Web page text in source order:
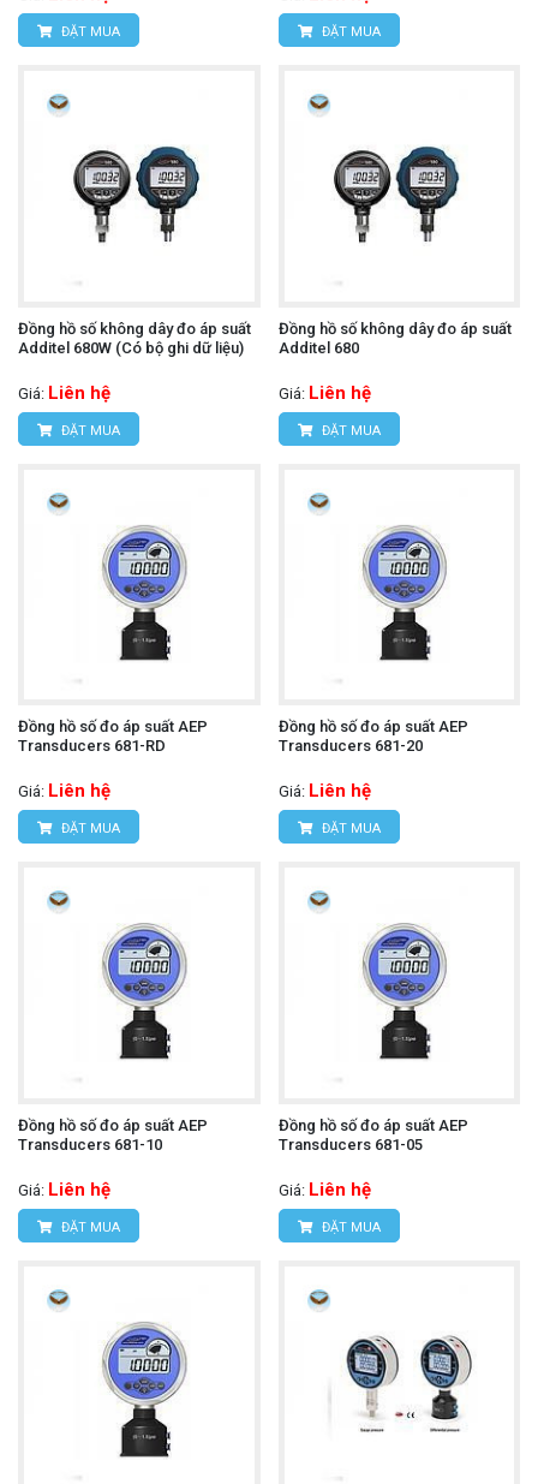
ĐẶT MUA ĐẶT MUA
Đồng hồ số không dây đo áp suất
Additel 680W (Có bộ ghi dữ liệu)
Giá: Liên hệ
ĐẶT MUA
Đồng hồ số không dây đo áp suất
Additel 680
Giá: Liên hệ
ĐẶT MUA
Đồng hồ số đo áp suất AEP
Transducers 681-RD
Giá: Liên hệ
ĐẶT MUA
Đồng hồ số đo áp suất AEP
Transducers 681-20
Giá: Liên hệ
ĐẶT MUA
Đồng hồ số đo áp suất AEP
Transducers 681-10
Giá: Liên hệ
ĐẶT MUA
Đồng hồ số đo áp suất AEP
Transducers 681-05
Giá: Liên hệ
ĐẶT MUA